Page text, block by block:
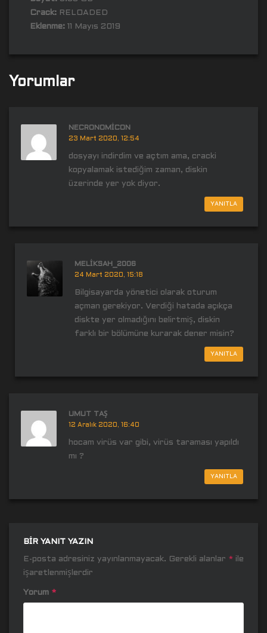
Crack: RELOADED
Eklenme: 11 Mayıs 2019
Yorumlar
NECRONOMICON
23 Mart 2020, 12:54
dosyayı indirdim ve açtım ama, cracki
kopyalamak istediğim zaman, diskin
üzerinde yer yok diyor.
YANITLA
MELIKSAH_2006
24 Mart 2020, 15:18
Bilgisayarda yönetici olarak oturum
açman gerekiyor. Verdiği hatada açıkça
diskte yer olmadığını belirtmiş, diskin
farklı bir bölümüne kurarak dener misin?
YANITLA
UMUT TAŞ
12 Aralık 2020, 16:40
hocam virüs var gibi, virüs taraması yapıldı
mı ?
YANITLA
BIR YANIT YAZIN
E-posta adresiniz yayınlanmayacak. Gerekli alanlar * ile
işaretlenmişlerdir
Yorum *